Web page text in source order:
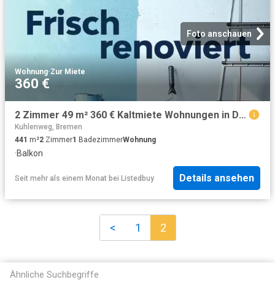
Foto anschauen
Wohnung·Zur Miete
360 €
2 Zimmer 49 m² 360 € Kaltmiete Wohnungen in Delmenhorst
Kuhlenweg, Bremen
441 m²2 Zimmer1 BadezimmerWohnung
·Balkon
Seit mehr als einem Monat bei Listedbuy Details ansehen
< 1 2
Ähnliche Suchbegriffe